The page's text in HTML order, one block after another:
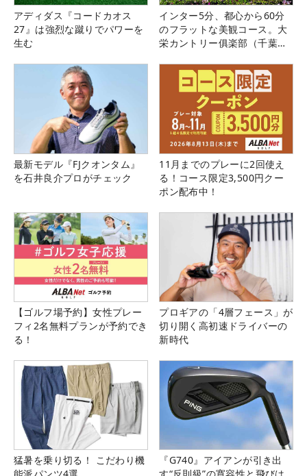
アディダス『コードカオス
27』は強烈な蹴りでパワーを
生む
インター5分、都心から60分
のフラットな美観コース。大
栄カントリー俱楽部（千葉
最新モデル『FJクオンタム』
を石井良介プロがチェック
11月までのプレーに2回使え
る！コース限定3,500円クー
ポン配布中！
【ゴルフ場予約】女性プレー
フィ2名無料プランが予約でき
る！
プロギアの「4層フェース」が
切り開く高初速ドライバーの
新時代
猛暑を乗り切る！ こだわり機
『G740』アイアンが引き出